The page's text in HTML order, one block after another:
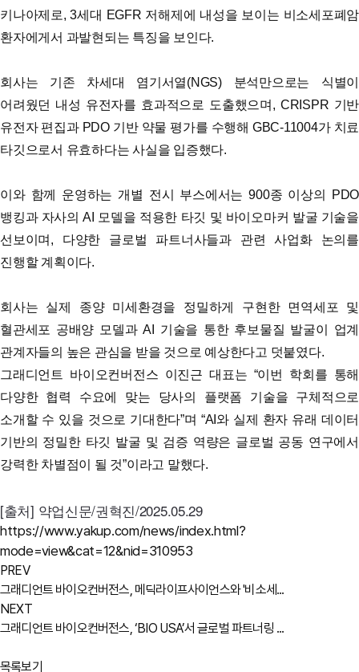
키나아제로, 3세대 EGFR 저해제에 내성을 보이는 비소세포폐암
환자에게서 과발현되는 특징을 보인다.
회사는 기존 차세대 염기서열(NGS) 분석만으로는 식별이
어려웠던 내성 유전자를 효과적으로 도출했으며, CRISPR 기반
유전자 편집과 PDO 기반 약물 평가를 수행해 GBC-11004가 치료
타깃으로서 유효하다는 사실을 입증했다.
이와 함께 운영하는 개별 전시 부스에서는 900종 이상의 PDO
뱅킹과 자사의 AI 모델을 적용한 타깃 및 바이오마커 발굴 기술을
선보이며, 다양한 글로벌 파트너사들과 관련 사업화 논의를
진행할 계획이다.
회사는 실제 종양 미세환경을 정밀하게 구현한 면역세포 및
혈관세포 공배양 모델과 AI 기술을 통한 후보물질 발굴이 업계
관계자들의 높은 관심을 받을 것으로 예상한다고 덧붙였다.
그래디언트 바이오컨버전스 이진근 대표는 “이번 학회를 통해
다양한 협력 수요에 맞는 당사의 플랫폼 기술을 구체적으로
소개할 수 있을 것으로 기대한다”며 “AI와 실제 환자 유래 데이터
기반의 정밀한 타깃 발굴 및 검증 역량은 글로벌 공동 연구에서
강력한 차별점이 될 것”이라고 말했다.
[출처] 약업신문/권혁진/2025.05.29
https://www.yakup.com/news/index.html?
mode=view&cat=12&nid=310953
PREV
그래디언트 바이오컨버전스, 메딕라이프사이언스와 '비소세...
NEXT
그래디언트 바이오컨버전스, ‘BIO USA’서 글로벌 파트너링 ...
목록보기